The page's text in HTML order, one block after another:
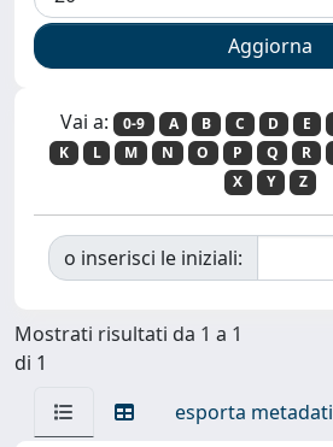
Vai a: 0-9 A B C D E
K
L M N O P Q R
X
Y Z
o inserisci le iniziali:
Mostrati risultati da 1 a 1
di 1
esporta metadati